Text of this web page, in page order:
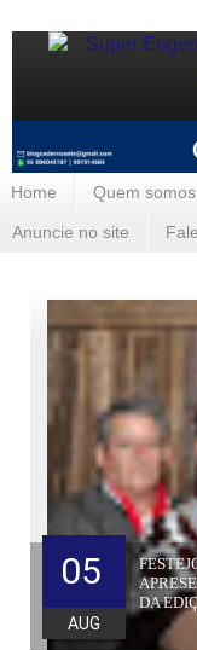
Home Quem somos
Anuncie no site
DA
05
AUG